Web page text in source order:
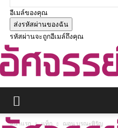
อีเมล์ของคุณ
รหัสผ่านจะถูกอีเมล์ถึงคุณ
หน้าแรก แท็ก ฌอน บูรณะหิรัญ